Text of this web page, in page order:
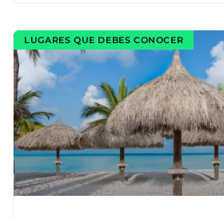
LUGARES QUE DEBES CONOCER